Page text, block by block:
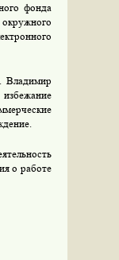
фонда
Владимир
о работе